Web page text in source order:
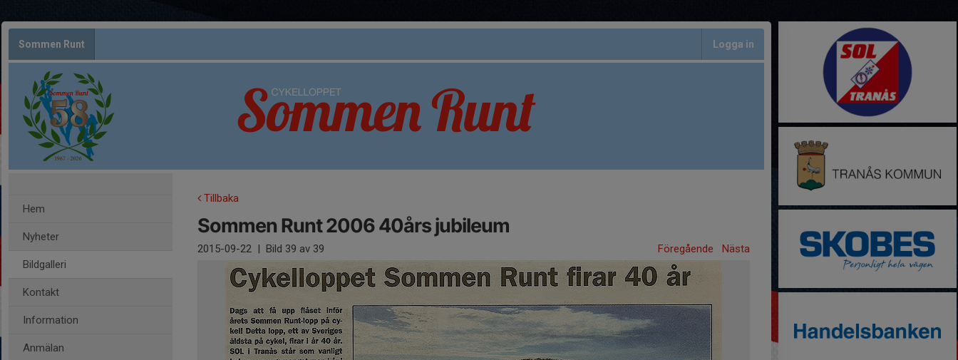
Sommen Runt Logga in
Hem
Nyheter
Bildgalleri
Kontakt
Information
Anmälan
Tillbaka
Sommen Runt 2006 40års jubileum
2015-09-22 | Bild 39 av 39 Föregående Nästa